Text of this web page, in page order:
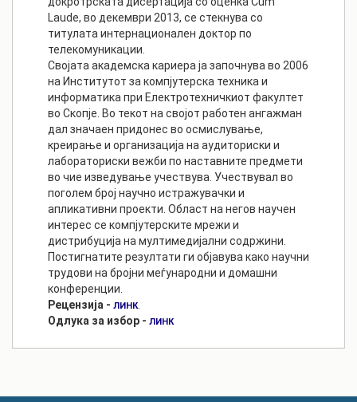
Laude, во декември 2013, се стекнува со
титулата интернационален доктор по
телекомуникации.
Својата академска кариера ја започнува во 2006
на Институтот за компјутерска техника и
информатика при Електротехничкиот факултет
во Скопје. Во текот на својот работен ангажман
дал значаен придонес во осмислување,
креирање и организација на аудиториски и
лабораториски вежби по наставните предмети
во чие изведување учествува. Учествувал во
поголем број научно истражувачки и
апликативни проекти. Област на негов научен
интерес се компјутерските мрежи и
дистрибуција на мултимедијални содржини.
Постигнатите резултати ги објавува како научни
трудови на бројни меѓународни и домашни
конференции.
Рецензија - ЛИНК
Одлука за избор - ЛИНК